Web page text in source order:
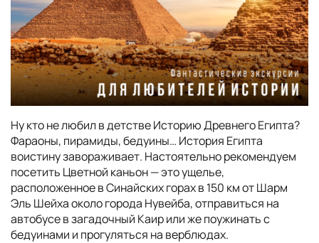
Ну кто не любил в детстве Историю Древнего Египта?
Фараоны, пирамиды, бедуины… История Египта
воистину завораживает. Настоятельно рекомендуем
посетить Цветной каньон — это ущелье,
расположенное в Синайских горах в 150 км от Шарм
Эль Шейха около города Нувейба, отправиться на
автобусе в загадочный Каир или же поужинать с
бедуинами и прогуляться на верблюдах.